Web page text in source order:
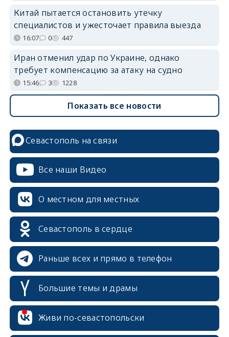
Китай пытается остановить утечку
специалистов и ужесточает правила выезда
16:07 0 447
Иран отменил удар по Украине, однако
требует компенсацию за атаку на судно
15:46 3 1228
Показать все новости
Севастополь на связи
Все наши Видео
О местном для местных
Севастополь в сердце
Раньше всех и прямо в телефон
Большие темы и драмы
Живи по-севастопольски
erid: 2SDnjcrDNw6